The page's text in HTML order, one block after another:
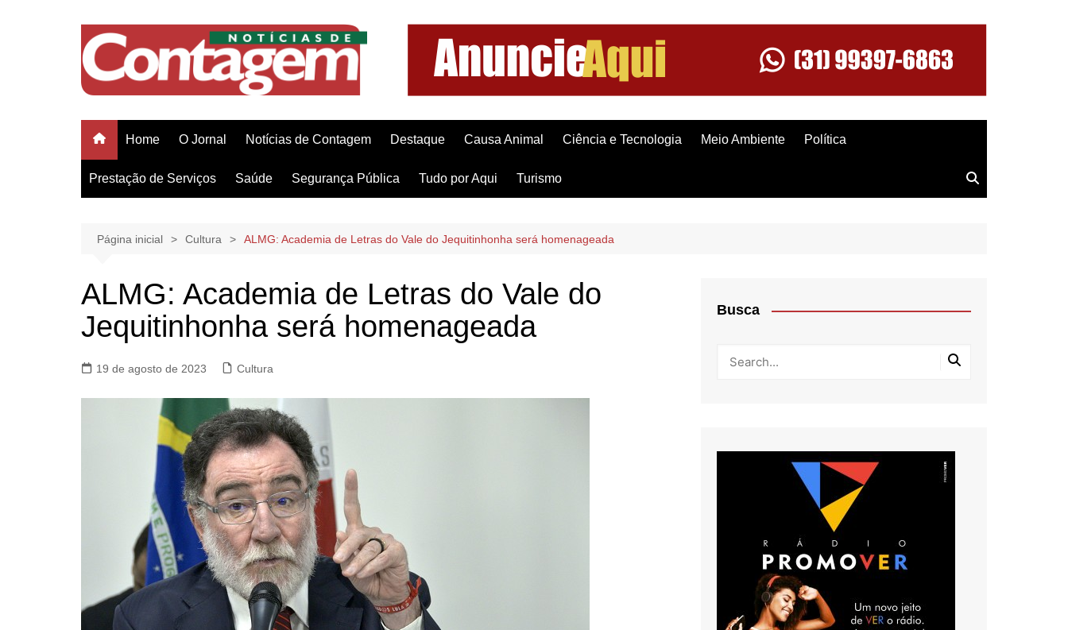
Home O Jornal Notícias de Contagem Destaque Causa Animal Ciência e Tecnologia Meio Ambiente Política
Prestação de Serviços Saúde Segurança Pública Tudo por Aqui Turismo
Página inicial Cultura ALMG: Academia de Letras do Vale do Jequitinhonha será homenageada
ALMG: Academia de Letras do Vale do
Jequitinhonha será homenageada
19 de agosto de 2023 Cultura
Busca